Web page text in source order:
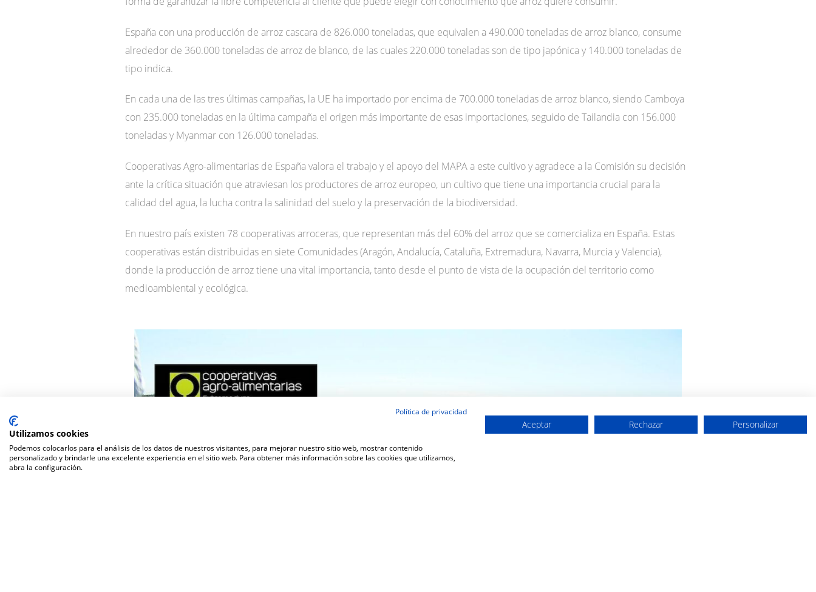
España con una producción de arroz cascara de 826.000 toneladas, que equivalen a 490.000 toneladas de arroz blanco, consume
alrededor de 360.000 toneladas de arroz de blanco, de las cuales 220.000 toneladas son de tipo japónica y 140.000 toneladas de
tipo indica.
En cada una de las tres últimas campañas, la UE ha importado por encima de 700.000 toneladas de arroz blanco, siendo Camboya
con 235.000 toneladas en la última campaña el origen más importante de esas importaciones, seguido de Tailandia con 156.000
toneladas y Myanmar con 126.000 toneladas.
Cooperativas Agro-alimentarias de España valora el trabajo y el apoyo del MAPA a este cultivo y agradece a la Comisión su decisión
ante la crítica situación que atraviesan los productores de arroz europeo, un cultivo que tiene una importancia crucial para la
calidad del agua, la lucha contra la salinidad del suelo y la preservación de la biodiversidad.
En nuestro país existen 78 cooperativas arroceras, que representan más del 60% del arroz que se comercializa en España. Estas
cooperativas están distribuidas en siete Comunidades (Aragón, Andalucía, Cataluña, Extremadura, Navarra, Murcia y Valencia),
donde la producción de arroz tiene una vital importancia, tanto desde el punto de vista de la ocupación del territorio como
medioambiental y ecológica.
Política de privacidad
Utilizamos cookies
Podemos colocarlos para el análisis de los datos de nuestros visitantes, para mejorar nuestro sitio web, mostrar contenido
personalizado y brindarle una excelente experiencia en el sitio web. Para obtener más información sobre las cookies que utilizamos,
abra la configuración.
Aceptar Rechazar Personalizar